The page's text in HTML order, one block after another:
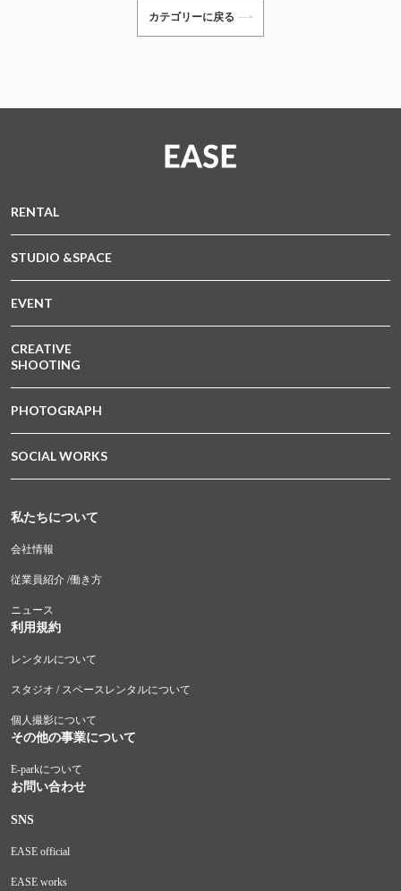
カテゴリーに戻る
RENTAL
STUDIO &SPACE
EVENT
CREATIVE
SHOOTING
PHOTOGRAPH
SOCIAL WORKS
私たちについて
会社情報
従業員紹介 /働き方
ニュース
利用規約
レンタルについて
スタジオ / スペースレンタルについて
個人撮影について
その他の事業について
E-parkについて
お問い合わせ
SNS
EASE official
EASE works